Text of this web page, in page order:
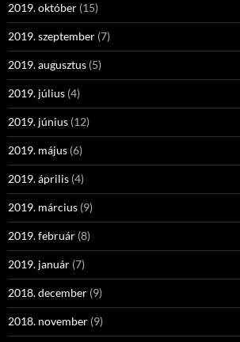
2019. október (15)
2019. szeptember (7)
2019. augusztus (5)
2019. július (4)
2019. június (12)
2019. május (6)
2019. április (4)
2019. március (9)
2019. február (8)
2019. január (7)
2018. december (9)
2018. november (9)